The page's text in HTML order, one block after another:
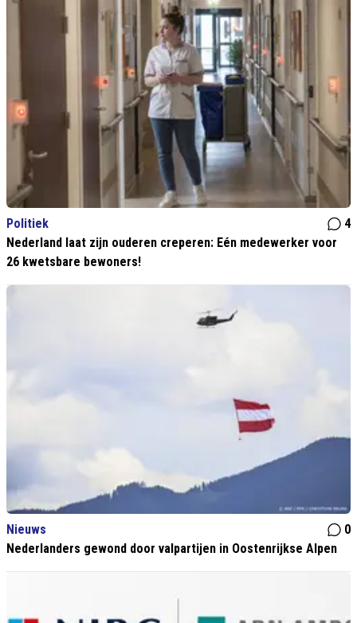
Politiek
4
Nederland laat zijn ouderen creperen: Eén medewerker voor
26 kwetsbare bewoners!
Nieuws
0
Nederlanders gewond door valpartijen in Oostenrijkse Alpen